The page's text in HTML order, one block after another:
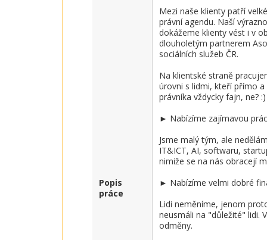
Popis
práce
Mezi naše klienty patří
právní agendu. Naší
dokážeme klienty vést i v
dlouholetým partnerem
sociálních služeb ČR.
Na klientské straně
úrovni s lidmi, kteří přímo
právníka vždycky fajn, ne? :)
► Nabízíme zajímavou
Jsme malý tým, ale
IT&ICT, AI, softwaru,
nimiže se na nás obracejí
► Nabízíme velmi dobré
Lidi neměníme, jenom
neusmáli na "důležité" lidi.
odměny.